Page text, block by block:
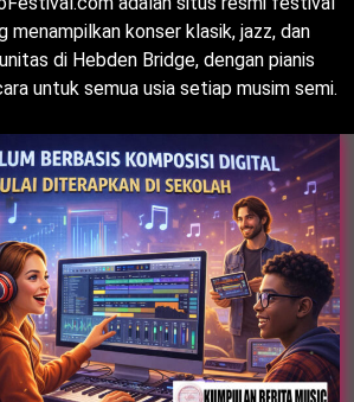
menampilkan konser klasik, jazz, dan
di Hebden Bridge, dengan pianis
untuk semua usia setiap musim semi.